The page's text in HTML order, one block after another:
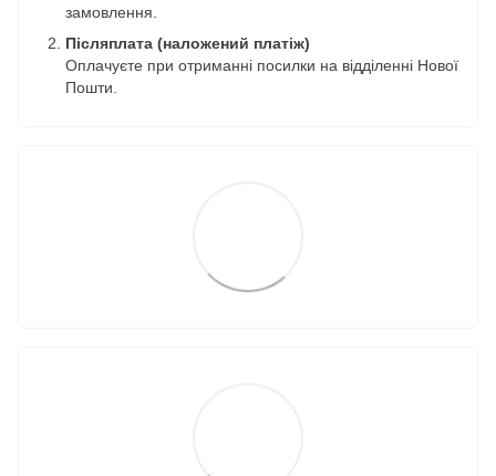
замовлення.
Післяплата (наложений платіж)
Оплачуєте при отриманні посилки на відділенні Нової
Пошти.